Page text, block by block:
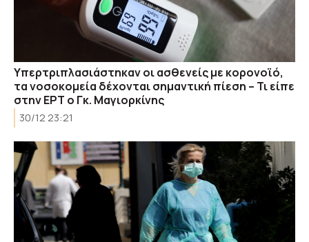
Υπερτριπλασιάστηκαν οι ασθενείς με κορονοϊό,
τα νοσοκομεία δέχονται σημαντική πίεση – Τι είπε
στην ΕΡΤ ο Γκ. Μαγιορκίνης
30/12 23:21